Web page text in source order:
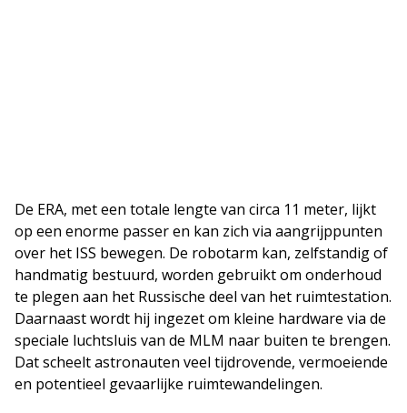
De ERA, met een totale lengte van circa 11 meter, lijkt
op een enorme passer en kan zich via aangrijppunten
over het ISS bewegen. De robotarm kan, zelfstandig of
handmatig bestuurd, worden gebruikt om onderhoud
te plegen aan het Russische deel van het ruimtestation.
Daarnaast wordt hij ingezet om kleine hardware via de
speciale luchtsluis van de MLM naar buiten te brengen.
Dat scheelt astronauten veel tijdrovende, vermoeiende
en potentieel gevaarlijke ruimtewandelingen.